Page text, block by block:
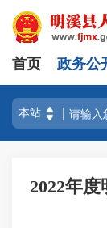
首页 政务公
2022年